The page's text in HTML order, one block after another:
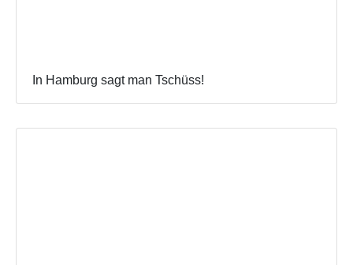
In Hamburg sagt man Tschüss!